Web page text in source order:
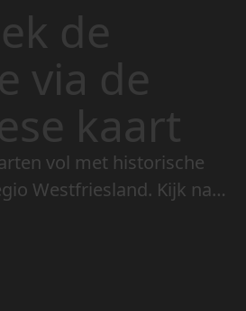
de
via de
kaart
vol met historische
Westfriesland. Kijk naar